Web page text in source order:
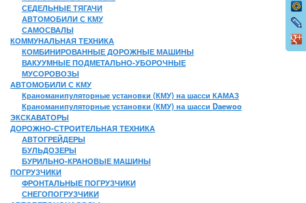
СЕДЕЛЬНЫЕ ТЯГАЧИ
АВТОМОБИЛИ С КМУ
САМОСВАЛЫ
КОММУНАЛЬНАЯ ТЕХНИКА
КОМБИНИРОВАННЫЕ ДОРОЖНЫЕ МАШИНЫ
ВАКУУМНЫЕ ПОДМЕТАЛЬНО-УБОРОЧНЫЕ
МУСОРОВОЗЫ
АВТОМОБИЛИ С КМУ
Краноманипуляторные установки (КМУ) на шасси КАМАЗ
Краноманипуляторные установки (КМУ) на шасси Daewoo
ЭКСКАВАТОРЫ
ДОРОЖНО-СТРОИТЕЛЬНАЯ ТЕХНИКА
АВТОГРЕЙДЕРЫ
БУЛЬДОЗЕРЫ
БУРИЛЬНО-КРАНОВЫЕ МАШИНЫ
ПОГРУЗЧИКИ
ФРОНТАЛЬНЫЕ ПОГРУЗЧИКИ
СНЕГОПОГРУЗЧИКИ